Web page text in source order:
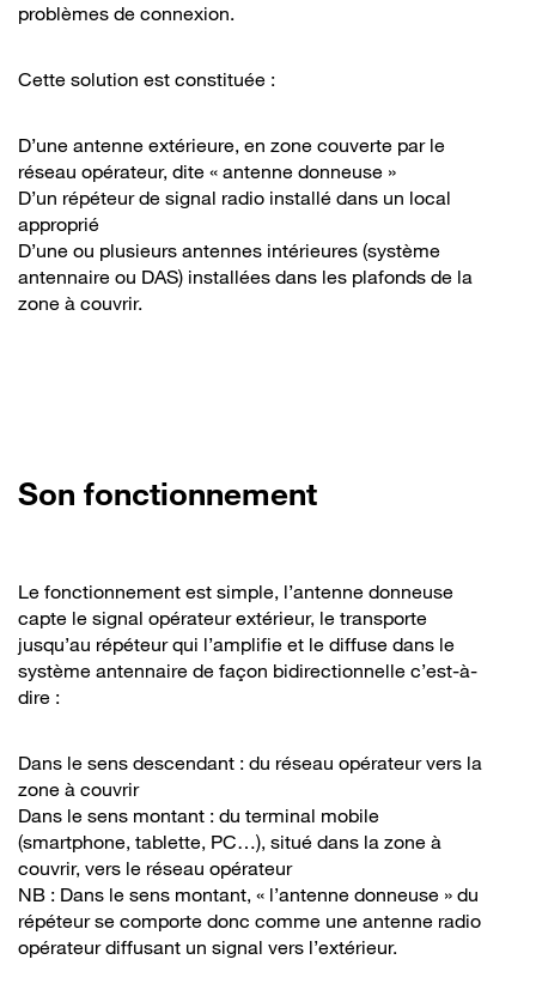
problèmes de connexion.
Cette solution est constituée :
D’une antenne extérieure, en zone couverte par le
réseau opérateur, dite « antenne donneuse »
D’un répéteur de signal radio installé dans un local
approprié
D’une ou plusieurs antennes intérieures (système
antennaire ou DAS) installées dans les plafonds de la
zone à couvrir.
Son fonctionnement
Le fonctionnement est simple, l’antenne donneuse
capte le signal opérateur extérieur, le transporte
jusqu’au répéteur qui l’amplifie et le diffuse dans le
système antennaire de façon bidirectionnelle c’est-à-
dire :
Dans le sens descendant : du réseau opérateur vers la
zone à couvrir
Dans le sens montant : du terminal mobile
(smartphone, tablette, PC…), situé dans la zone à
couvrir, vers le réseau opérateur
NB : Dans le sens montant, « l’antenne donneuse » du
répéteur se comporte donc comme une antenne radio
opérateur diffusant un signal vers l’extérieur.